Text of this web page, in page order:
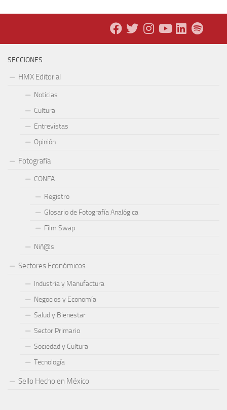
SECCIONES
HMX Editorial
Noticias
Cultura
Entrevistas
Opinión
Fotografía
CONFA
Registro
Glosario de Fotografía Analógica
Film Swap
Niñ@s
Sectores Económicos
Industria y Manufactura
Negocios y Economía
Salud y Bienestar
Sector Primario
Sociedad y Cultura
Tecnología
Sello Hecho en México